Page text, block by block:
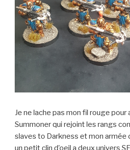
Je ne lache pas mon fil rouge pour
Summoner qui rejoint les rangs
slaves to Darkness et mon armée
un petit clin d’oeil a deux univers